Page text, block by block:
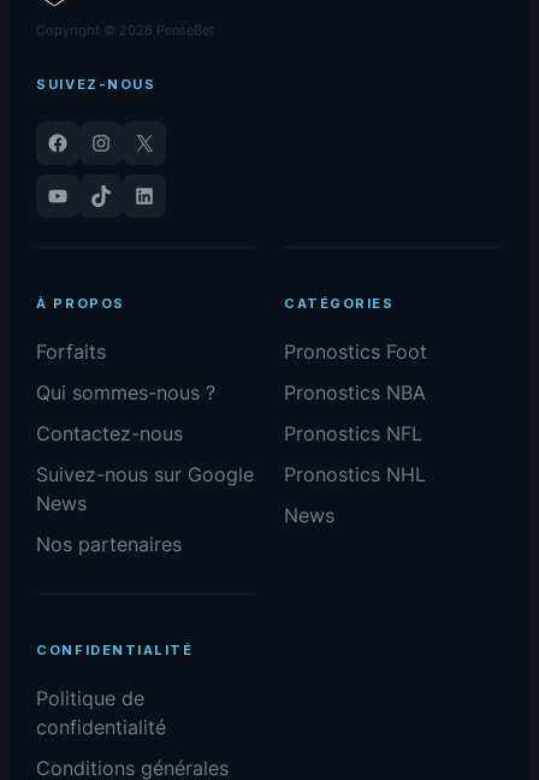
Copyright © 2026 PenseBet
SUIVEZ-NOUS
Facebook Instagram
X
YouTube
TikTok LinkedIn
À PROPOS
Forfaits
Qui sommes-nous ?
Contactez-nous
Suivez-nous sur Google
News
Nos partenaires
CATÉGORIES
Pronostics Foot
Pronostics NBA
Pronostics NFL
Pronostics NHL
News
CONFIDENTIALITÉ
Politique de
confidentialité
Conditions générales